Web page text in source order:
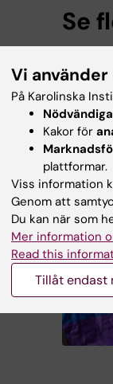
Se
Vi
På Karolinska
Nödvändiga
Kakor för
plattformar.
Viss information
Genom att
Du kan när som
Mer information
Read this
Tillåt endast